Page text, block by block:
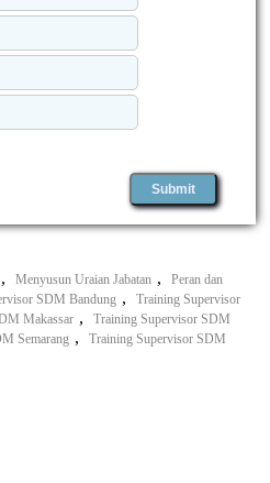
, Menyusun Uraian Jabatan ,
Peran dan
SDM Bandung ,
Training Supervisor
Makassar ,
Training Supervisor SDM
Semarang ,
Training Supervisor SDM